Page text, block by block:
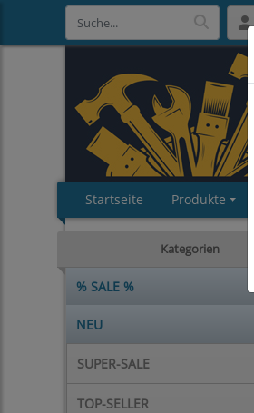
Startseite Produkte
Kategorien
% SALE %
NEU
SUPER-SALE
TOP-SELLER